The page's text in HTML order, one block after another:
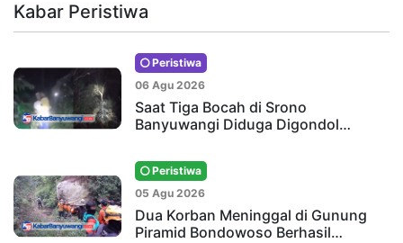
Kabar Peristiwa
Peristiwa
06 Agu 2026
Saat Tiga Bocah di Srono
Banyuwangi Diduga Digondol…
Peristiwa
05 Agu 2026
Dua Korban Meninggal di Gunung
Piramid Bondowoso Berhasil…